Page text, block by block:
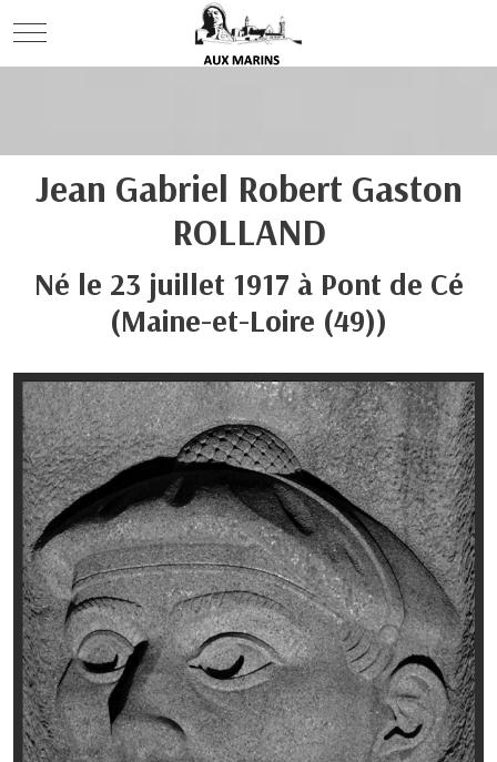
Mobile Menu Toggle
Jean Gabriel Robert Gaston
ROLLAND
Né le 23 juillet 1917 à Pont de Cé
(Maine-et-Loire (49))